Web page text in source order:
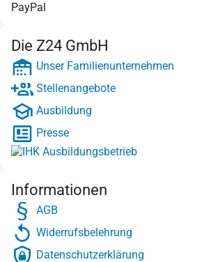
PayPal
Die Z24 GmbH
Unser Familienunternehmen
Stellenangebote
Ausbildung
Presse
Informationen
AGB
Widerrufsbelehrung
Datenschutzerklärung